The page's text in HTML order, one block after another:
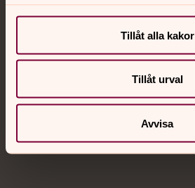
Tillåt alla kakor
Tillåt urval
Avvisa
Jourhavande präst
med en präst på kvällar och nätter.
Chatt
Telefon 112